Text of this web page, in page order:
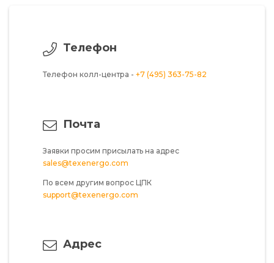
Телефон
Телефон колл-центра - +7 (495) 363-75-82
Почта
Заявки просим присылать на адрес
sales@texenergo.com
По всем другим вопрос ЦПК
support@texenergo.com
Адрес